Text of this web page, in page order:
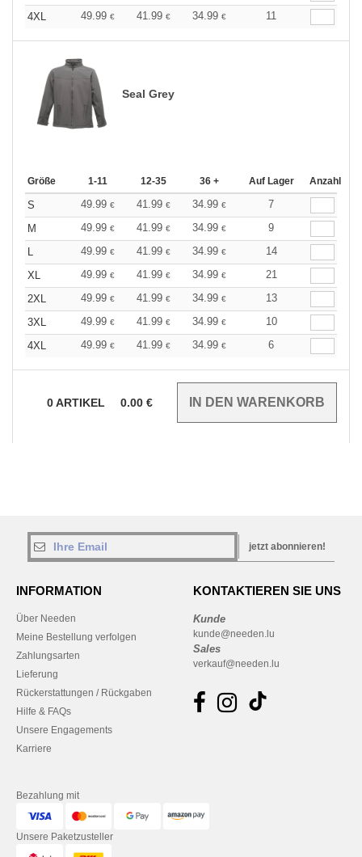
4XL
49.99 € 41.99 € 34.99 € 11
Seal Grey
Größe 1-11 12-35 36 + Auf Lager Anzahl
S 49.99 € 41.99 € 34.99 €
7
M
49.99 € 41.99 € 34.99 €
9
L
49.99 € 41.99 € 34.99 €
14
XL
49.99 € 41.99 € 34.99 €
21
2XL
49.99 € 41.99 € 34.99 €
13
3XL
49.99 € 41.99 € 34.99 €
10
4XL
49.99 € 41.99 € 34.99 € 6
0ARTIKEL 0.00 €
jetzt abonnieren!
INFORMATION
Über Needen
Meine Bestellung verfolgen
Zahlungsarten
Lieferung
Rückerstattungen / Rückgaben
Hilfe & FAQs
Unsere Engagements
Karriere
KONTAKTIEREN SIE UNS
Kunde
kunde@needen.lu
Sales
verkauf@needen.lu
Bezahlung mit
Unsere Paketzusteller